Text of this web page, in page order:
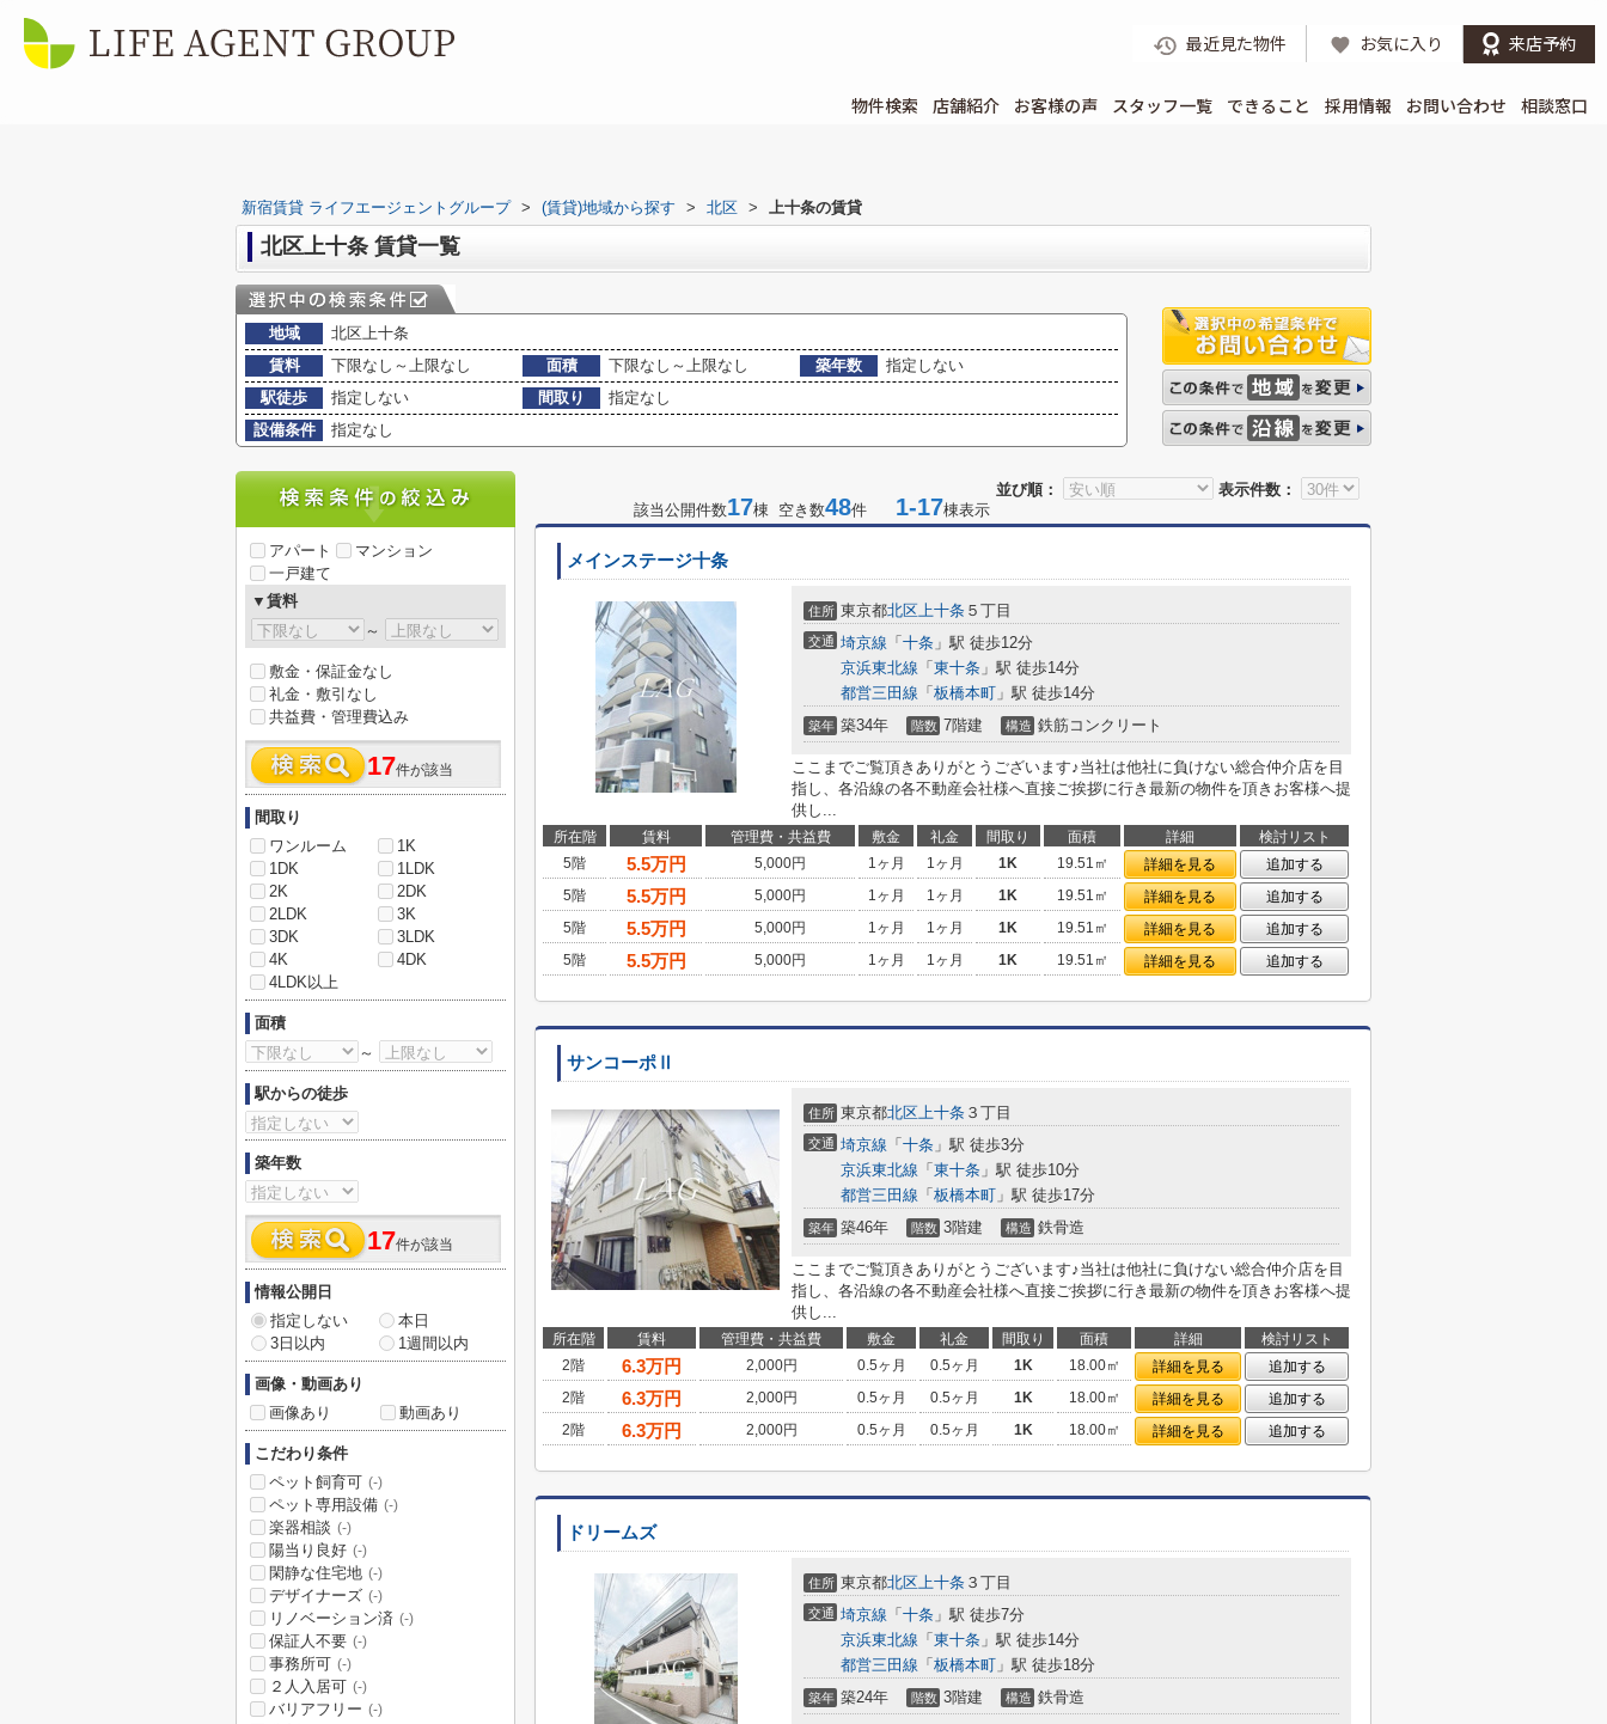
最近見た物件 お気に入り 来店予約
物件検索 店舗紹介 お客様の声 スタッフ一覧 できること 採用情報 お問い合わせ 相談窓口
新宿賃貸 ライフエージェントグループ > (賃貸)地域から探す > 北区 > 上十条の賃貸
北区上十条 賃貸一覧
地域
北区上十条
賃料
下限なし～上限なし 面積 下限なし～上限なし 築年数
指定しない
駅徒歩
指定しない 間取り
指定なし
設備条件
指定なし
並び順：
表示件数：
該当公開件数17棟 空き数48件 1-17棟表示
メインステージ十条
住所 東京都北区上十条 ５丁目
交通 埼京線 「 十条 」駅 徒歩12分
京浜東北線 「 東十条 」駅 徒歩14分
都営三田線 「 板橋本町 」駅 徒歩14分
築年 築34年 階数 7階建 構造 鉄筋コンクリート
ここまでご覧頂きありがとうございます♪当社は他社に負けない総合仲介店を目
指し、各沿線の各不動産会社様へ直接ご挨拶に行き最新の物件を頂きお客様へ提
供し...
所在階 賃料 管理費・共益費 敷金 礼金 間取り 面積 詳細
検討リスト
5階
5.5万円 5,000円 1ヶ月 1ヶ月 1K 19.51㎡ 詳細を見る
追加する
5階
5.5万円 5,000円 1ヶ月 1ヶ月 1K 19.51㎡ 詳細を見る
追加する
5階
5.5万円 5,000円 1ヶ月 1ヶ月 1K 19.51㎡ 詳細を見る
追加する
5階
5.5万円 5,000円 1ヶ月 1ヶ月 1K 19.51㎡ 詳細を見る 追加する
サンコーポⅡ
住所 東京都北区上十条 ３丁目
交通 埼京線 「 十条 」駅 徒歩3分
京浜東北線 「 東十条 」駅 徒歩10分
都営三田線 「 板橋本町 」駅 徒歩17分
築年 築46年 階数 3階建 構造 鉄骨造
ここまでご覧頂きありがとうございます♪当社は他社に負けない総合仲介店を目
指し、各沿線の各不動産会社様へ直接ご挨拶に行き最新の物件を頂きお客様へ提
供し...
所在階 賃料 管理費・共益費 敷金 礼金 間取り 面積 詳細
検討リスト
2階
6.3万円 2,000円 0.5ヶ月 0.5ヶ月 1K 18.00㎡ 詳細を見る
追加する
2階
6.3万円 2,000円 0.5ヶ月 0.5ヶ月 1K 18.00㎡ 詳細を見る
追加する
2階
6.3万円 2,000円 0.5ヶ月 0.5ヶ月 1K 18.00㎡ 詳細を見る 追加する
ドリームズ
住所 東京都北区上十条 ３丁目
交通 埼京線 「 十条 」駅 徒歩7分
京浜東北線 「 東十条 」駅 徒歩14分
都営三田線 「 板橋本町 」駅 徒歩18分
築年 築24年 階数 3階建 構造 鉄骨造
アパート
マンション
一戸建て
▼賃料
～
敷金・保証金なし
礼金・敷引なし
共益費・管理費込み
17件が該当
間取り
ワンルーム
1K
1DK
1LDK
2K
2DK
2LDK
3K
3DK
3LDK
4K
4DK
4LDK以上
面積
～
駅からの徒歩
築年数
17件が該当
情報公開日
指定しない
本日
3日以内
1週間以内
画像・動画あり
画像あり
動画あり
こだわり条件
ペット飼育可 (-)
ペット専用設備 (-)
楽器相談 (-)
陽当り良好 (-)
閑静な住宅地 (-)
デザイナーズ (-)
リノベーション済 (-)
保証人不要 (-)
事務所可 (-)
２人入居可 (-)
バリアフリー (-)